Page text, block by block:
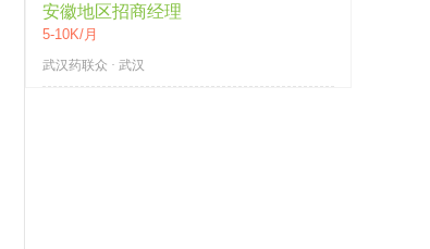
安徽地区招商经理
5-10K/月
武汉药联众 · 武汉